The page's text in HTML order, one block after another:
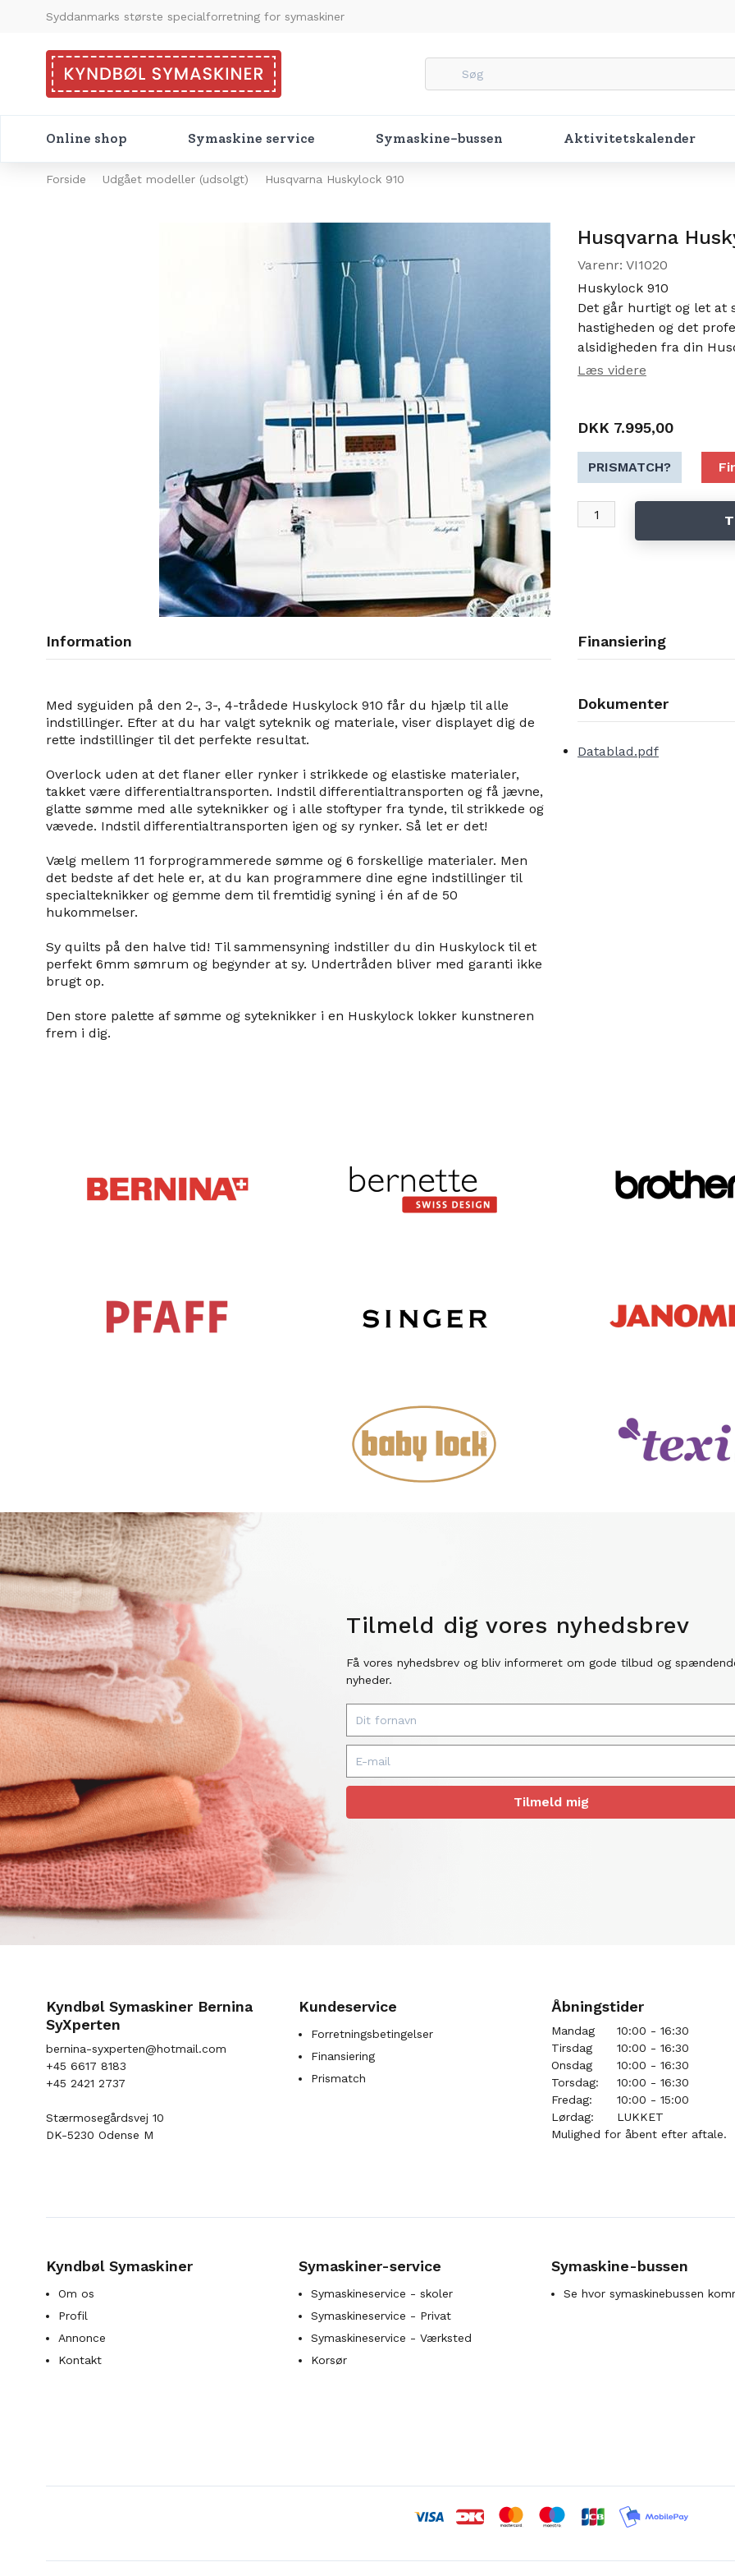
Syddanmarks største specialforretning for symaskiner
Online shop Symaskine service Symaskine-bussen Aktivitetskalender
Forside Udgået modeller (udsolgt) Husqvarna Huskylock 910
Husqvarna
Varenr: VI1020
Huskylock 910
Det går hurtigt og let at
hastigheden og det
alsidigheden fra din
kreativitet.
Læs videre
DKK 7.995,00
PRISMATCH?
Information
Med syguiden på den 2-, 3-, 4-trådede Huskylock 910 får du hjælp til alle
indstillinger. Efter at du har valgt syteknik og materiale, viser displayet dig de
rette indstillinger til det perfekte resultat.
Overlock uden at det flaner eller rynker i strikkede og elastiske materialer,
takket være differentialtransporten. Indstil differentialtransporten og få jævne,
glatte sømme med alle syteknikker og i alle stoftyper fra tynde, til strikkede og
vævede. Indstil differentialtransporten igen og sy rynker. Så let er det!
Vælg mellem 11 forprogrammerede sømme og 6 forskellige materialer. Men
det bedste af det hele er, at du kan programmere dine egne indstillinger til
specialteknikker og gemme dem til fremtidig syning i én af de 50
hukommelser.
Sy quilts på den halve tid! Til sammensyning indstiller du din Huskylock til et
perfekt 6mm sømrum og begynder at sy. Undertråden bliver med garanti ikke
brugt op.
Den store palette af sømme og syteknikker i en Huskylock lokker kunstneren
frem i dig.
Finansiering
Dokumenter
Datablad.pdf
Tilmeld dig vores nyhedsbrev
Få vores nyhedsbrev og bliv informeret om gode tilbud og
nyheder.
Tilmeld mig
Kyndbøl Symaskiner Bernina
SyXperten
bernina-syxperten@hotmail.com
+45 6617 8183
+45 2421 2737
Stærmosegårdsvej 10
DK-5230 Odense M
Kundeservice
Forretningsbetingelser
Finansiering
Prismatch
Åbningstider
Mandag
10:00 - 16:30
Tirsdag
10:00 - 16:30
Onsdag
10:00 - 16:30
Torsdag:
10:00 - 16:30
Fredag:
10:00 - 15:00
Lørdag:
LUKKET
Mulighed for åbent efter aftale.
Kyndbøl Symaskiner
Om os
Profil
Annonce
Kontakt
Symaskiner-service
Symaskineservice - skoler
Symaskineservice - Privat
Symaskineservice - Værksted
Korsør
Symaskine-bussen
Se hvor symaskinebussen